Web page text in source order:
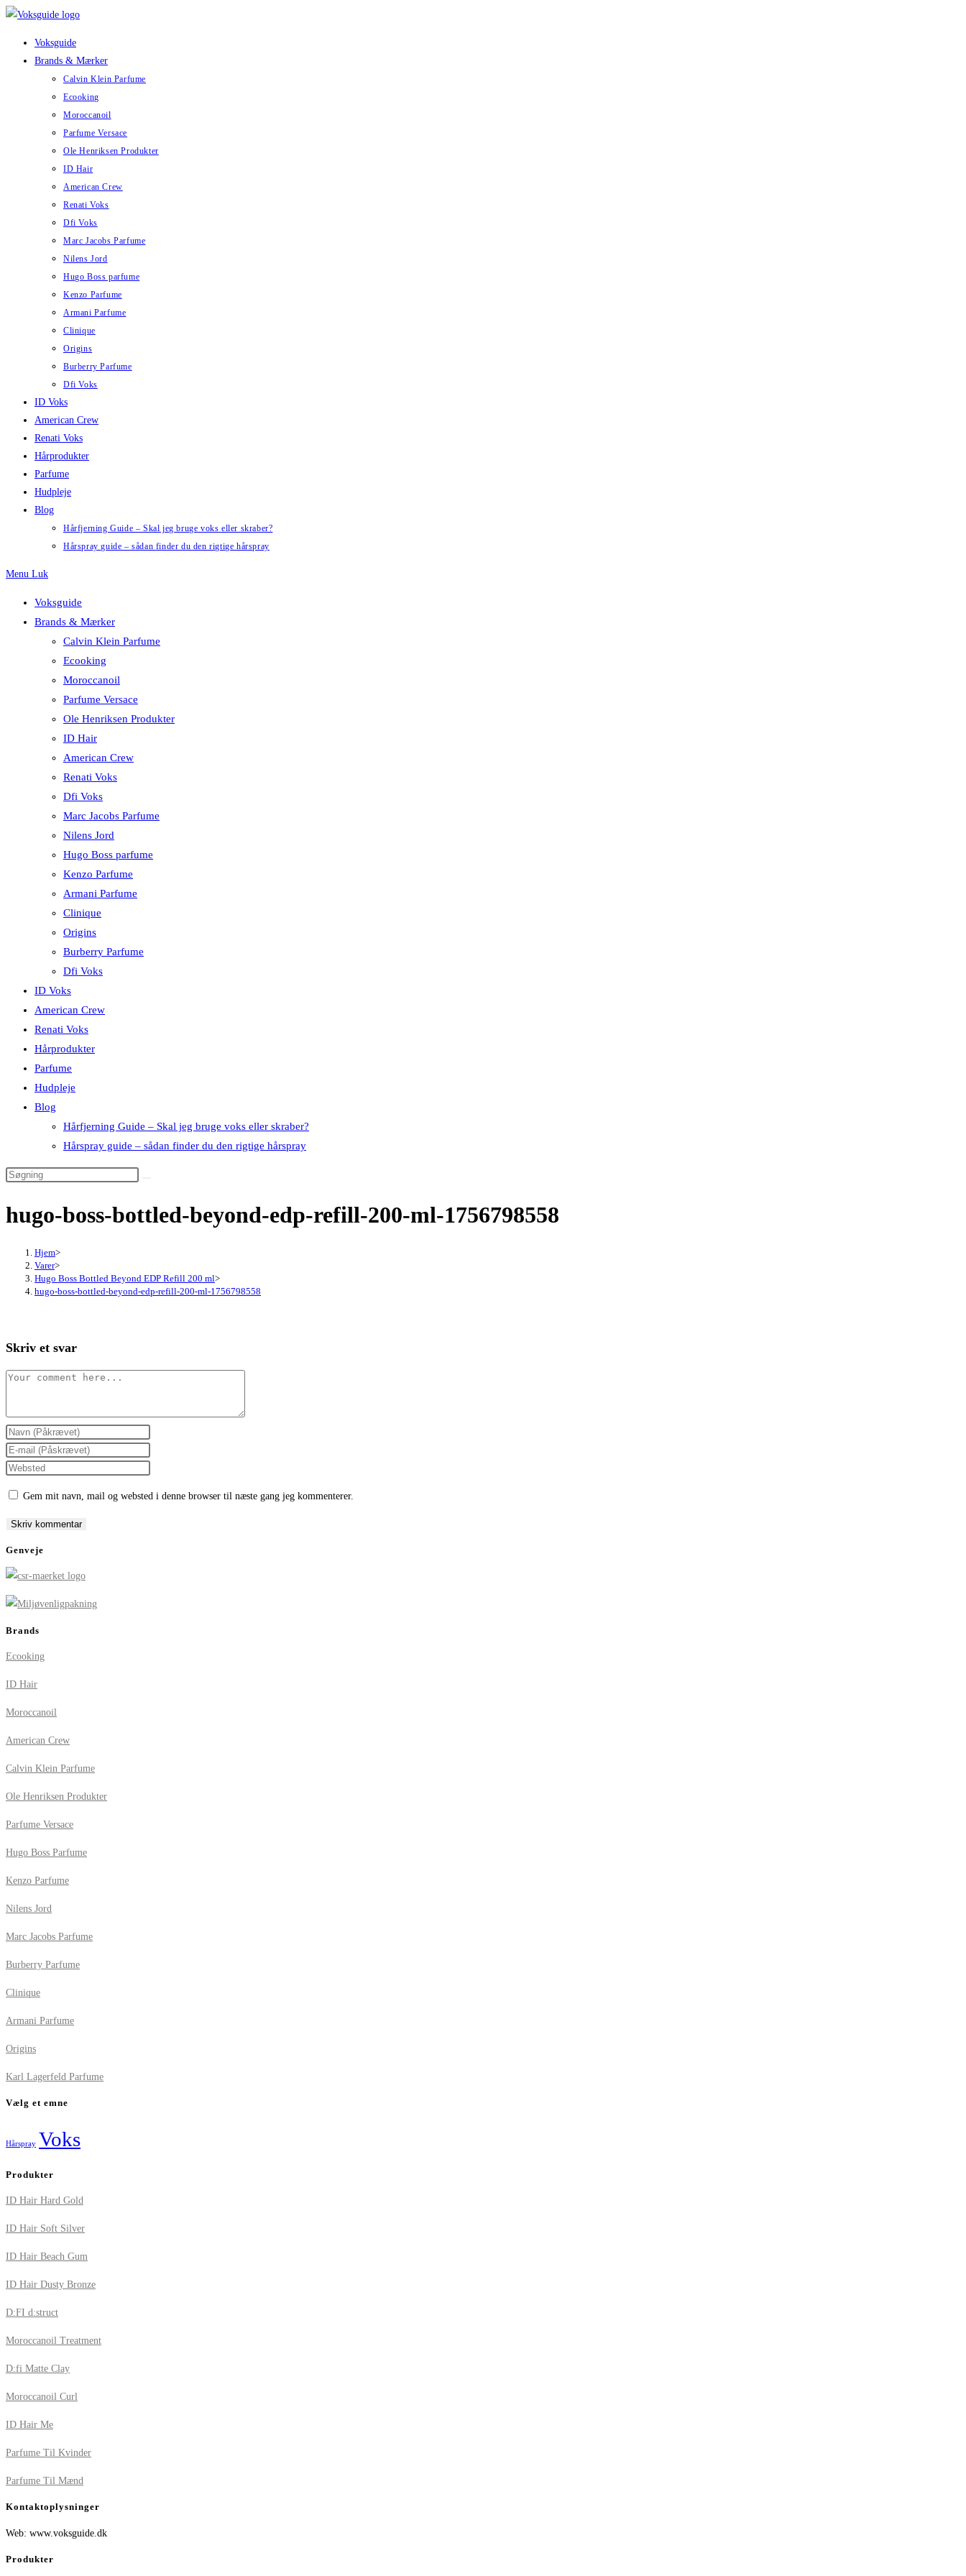
Skip
Voksguide
Brands & Mærker
Calvin Klein Parfume
Ecooking
Moroccanoil
Parfume Versace
Ole Henriksen Produkter
ID Hair
American Crew
Renati Voks
Dfi Voks
Marc Jacobs Parfume
Nilens Jord
Hugo Boss parfume
Kenzo Parfume
Armani Parfume
Clinique
Origins
Burberry Parfume
Dfi Voks
ID Voks
American Crew
Renati Voks
Hårprodukter
Parfume
Hudpleje
Blog
Hårfjerning Guide – Skal jeg bruge voks eller skraber?
Hårspray guide – sådan finder du den rigtige hårspray
Menu Luk
Voksguide
Brands & Mærker
Calvin Klein Parfume
Ecooking
Moroccanoil
Parfume Versace
Ole Henriksen Produkter
ID Hair
American Crew
Renati Voks
Dfi Voks
Marc Jacobs Parfume
Nilens Jord
Hugo Boss parfume
Kenzo Parfume
Armani Parfume
Clinique
Origins
Burberry Parfume
Dfi Voks
ID Voks
American Crew
Renati Voks
Hårprodukter
Parfume
Hudpleje
Blog
Hårfjerning Guide – Skal jeg bruge voks eller skraber?
Hårspray guide – sådan finder du den rigtige hårspray
hugo-boss-bottled-beyond-edp-refill-200-ml-1756798558
Hjem>
Varer>
Hugo Boss Bottled Beyond EDP Refill 200 ml>
hugo-boss-bottled-beyond-edp-refill-200-ml-1756798558
Skriv et svar
Comment
Enter
your
name
to
Enter
your
to
Enter
URL
Gem mit navn, mail og websted i denne browser til næste gang jeg kommenterer.
Genveje
Brands
Ecooking
ID Hair
Moroccanoil
American Crew
Calvin Klein Parfume
Ole Henriksen Produkter
Parfume Versace
Hugo Boss Parfume
Kenzo Parfume
Nilens Jord
Marc Jacobs Parfume
Burberry Parfume
Clinique
Armani Parfume
Origins
Karl Lagerfeld Parfume
Vælg et emne
Hårspray Voks
Produkter
ID Hair Hard Gold
ID Hair Soft Silver
ID Hair Beach Gum
ID Hair Dusty Bronze
D:FI d:struct
Moroccanoil Treatment
D:fi Matte Clay
Moroccanoil Curl
ID Hair Me
Parfume Til Kvinder
Parfume Til Mænd
Kontaktoplysninger
Web: www.voksguide.dk
Produkter